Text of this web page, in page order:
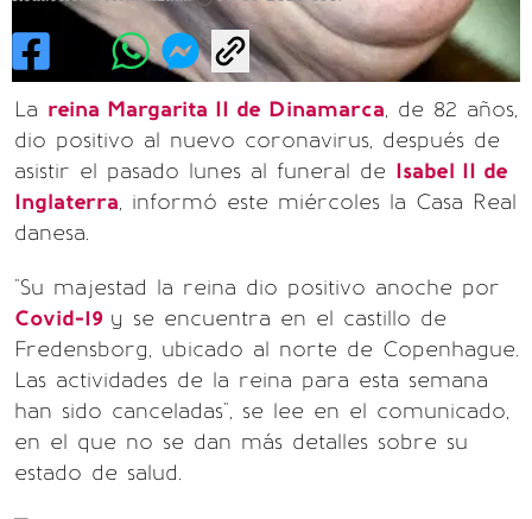
La reina Margarita II de Dinamarca, de 82 años,
dio positivo al nuevo coronavirus, después de
asistir el pasado lunes al funeral de Isabel II de
Inglaterra, informó este miércoles la Casa Real
danesa.
"Su majestad la reina dio positivo anoche por
Covid-19 y se encuentra en el castillo de
Fredensborg, ubicado al norte de Copenhague.
Las actividades de la reina para esta semana
han sido canceladas", se lee en el comunicado,
en el que no se dan más detalles sobre su
estado de salud.